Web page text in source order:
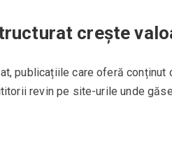
crește
publicațiile care oferă conținut
revin pe site-urile unde